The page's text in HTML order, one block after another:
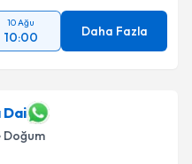
10 Ağu
10:00 Daha Fazla
Dai
Doğum